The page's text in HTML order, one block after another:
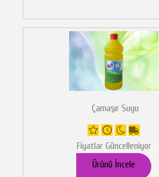
Çamaşır Suyu
Fiyatlar Güncelleniyor
Ürünü İncele